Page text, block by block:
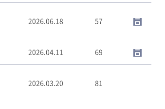
2026.06.18 57
2026.04.11 69
2026.03.20 81